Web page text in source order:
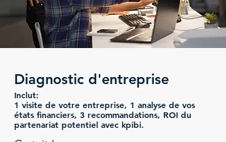
Diagnostic d'entreprise
Inclut:
1 visite de votre entreprise, 1 analyse de vos
états financiers, 3 recommandations, ROI du
partenariat potentiel avec kpibi.